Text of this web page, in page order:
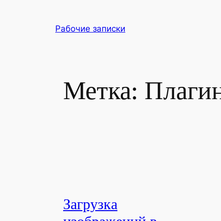
содержимому
Рабочие записки
Метка:
Загрузка